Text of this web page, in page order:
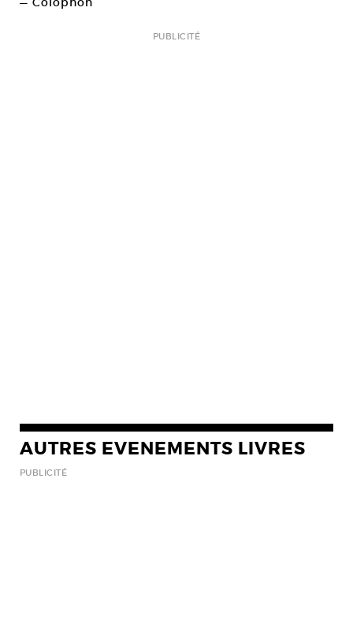
PUBLICITÉ
AUTRES EVENEMENTS LIVRES
PUBLICITÉ